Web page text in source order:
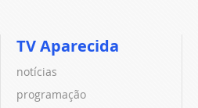
TV Aparecida
notícias
programação